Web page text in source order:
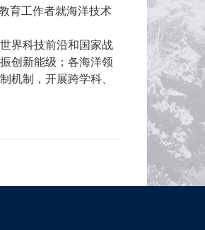
育工作者就海洋技术
界科技前沿和国家战
创新能级；各海洋领
机制，开展跨学科、